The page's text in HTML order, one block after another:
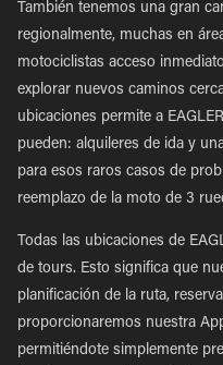
También tenemos una gran
regionalmente, muchas en
motociclistas acceso
explorar nuevos caminos
ubicaciones permite a
pueden: alquileres de ida y
para esos raros casos de
reemplazo de la moto de 3
Todas las ubicaciones de
de tours. Esto significa que
planificación de la ruta,
proporcionaremos nuestra
permitiéndote simplemente